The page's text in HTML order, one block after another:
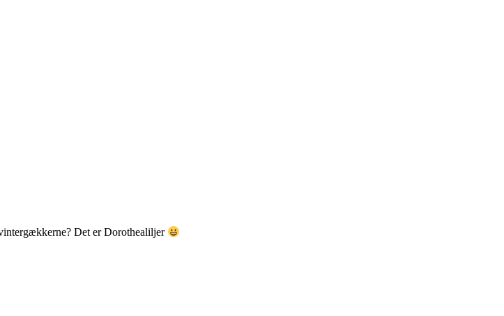
Det er Dorothealiljer